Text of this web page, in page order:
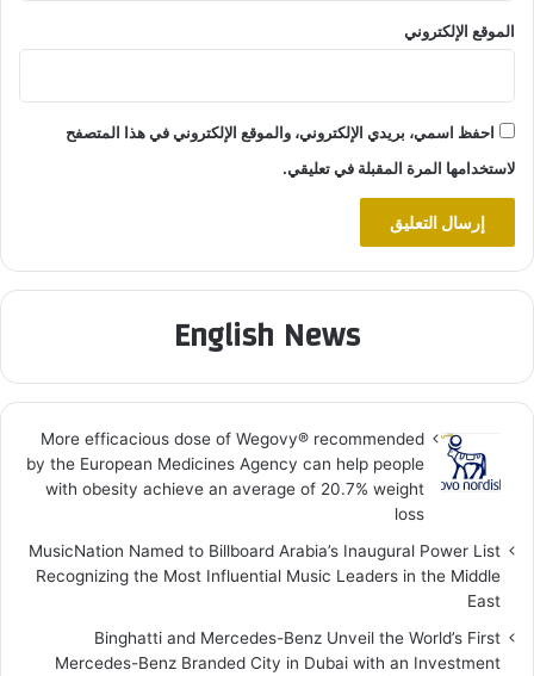
الموقع الإلكتروني
احفظ اسمي، بريدي الإلكتروني، والموقع الإلكتروني في هذا المتصفح
لاستخدامها المرة المقبلة في تعليقي.
English News
More efficacious dose of Wegovy®️ recommended
by the European Medicines Agency can help people
with obesity achieve an average of 20.7% weight
loss
MusicNation Named to Billboard Arabia’s Inaugural Power List
Recognizing the Most Influential Music Leaders in the Middle
East
Binghatti and Mercedes-Benz Unveil the World’s First
Mercedes-Benz Branded City in Dubai with an Investment